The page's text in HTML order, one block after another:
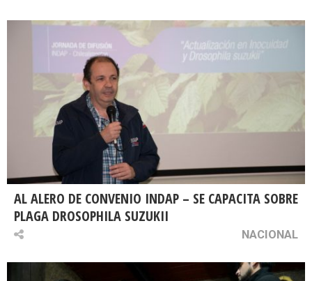
AL ALERO DE CONVENIO INDAP – SE CAPACITA SOBRE
PLAGA DROSOPHILA SUZUKII
NACIONAL